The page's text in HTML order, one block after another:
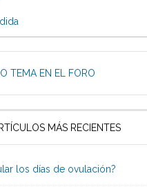
TEMA EN EL FORO
MÁS RECIENTES
los días de ovulación?